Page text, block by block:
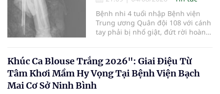
Bệnh nhi 4 tuổi nhập Bệnh viện
Trung ương Quân đội 108 với cánh
tay phải bị nhổ giật, đứt rời hoàn
thương nặng và thời gian thiếu
máu kéo dài, các bác sĩ đã tái lập
tuần hoàn thành công sau ca vi
phẫu kéo dài 3 giờ.
Khúc Ca Blouse Trắng 2026": Giai Điệu Từ
Tâm Khơi Mầm Hy Vọng Tại Bệnh Viện Bạch
Mai Cơ Sở Ninh Bình